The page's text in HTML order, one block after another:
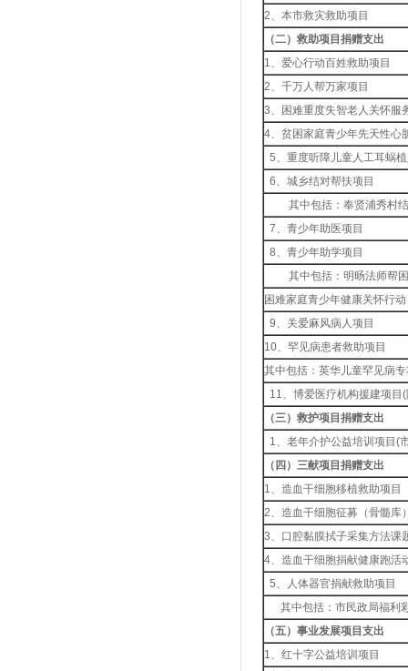
2、本市救灾救助项目
（二）救助项目捐赠支出
1、爱心行动百姓救助项目
2、千万人帮万家项目
3、困难重度失智老人关怀服
4、贫困家庭青少年先天性心
5、重度听障儿童人工耳蜗
6、城乡结对帮扶项目
其中包括：奉贤浦秀村结
7、青少年助医项目
8、青少年助学项目
其中包括：明旸法师帮困
困难家庭青少年健康关怀行动
9、关爱麻风病人项目
10、罕见病患者救助项目
其中包括：英华儿童罕见病
11、博爱医疗机构援建项目
（三）救护项目捐赠支出
1、老年介护公益培训项目(
（四）三献项目捐赠支出
1、造血干细胞移植救助项目
2、造血干细胞征募（骨髓库
3、口腔黏膜拭子采集方法课
4、造血干细胞捐献健康跑活
5、人体器官捐献救助项目
其中包括：市民政局福利
（五）事业发展项目支出
1、红十字公益培训项目